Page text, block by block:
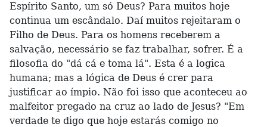
Espírito Santo, um só Deus? Para muitos hoje
continua um escândalo. Daí muitos rejeitaram o
Filho de Deus. Para os homens receberem a
salvação, necessário se faz trabalhar, sofrer. É a
filosofia do "dá cá e toma lá". Esta é a logica
humana; mas a lógica de Deus é crer para
justificar ao ímpio. Não foi isso que aconteceu ao
malfeitor pregado na cruz ao lado de Jesus? "Em
verdade te digo que hoje estarás comigo no